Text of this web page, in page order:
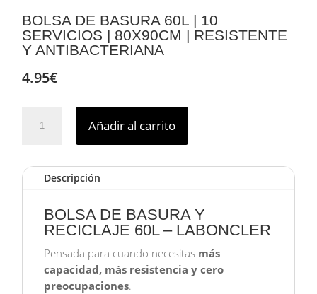
BOLSA DE BASURA 60L | 10
SERVICIOS | 80X90CM | RESISTENTE
Y ANTIBACTERIANA
4.95€
60L
|
SERVICIOS
RESISTENTE
Añadir al carrito
Descripción
BOLSA DE BASURA Y
RECICLAJE 60L – LABONCLER
Pensada para cuando necesitas más
capacidad, más resistencia y cero
preocupaciones.